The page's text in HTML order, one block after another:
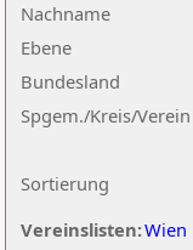
Nachname
Ebene
Sortierung
Bundesland
Spgem./Kreis/Verein
Vereinslisten:Wien